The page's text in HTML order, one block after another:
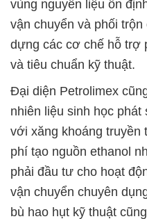
vùng nguyên liệu ổn
vận chuyển và phối
dựng các cơ chế hỗ trợ
và tiêu chuẩn kỹ thuật.
Đại diện Petrolimex
nhiên liệu sinh học
với xăng khoáng truyền
phí tạo nguồn ethanol
phải đầu tư cho hoạt
vận chuyển chuyên
bù hao hụt kỹ thuật